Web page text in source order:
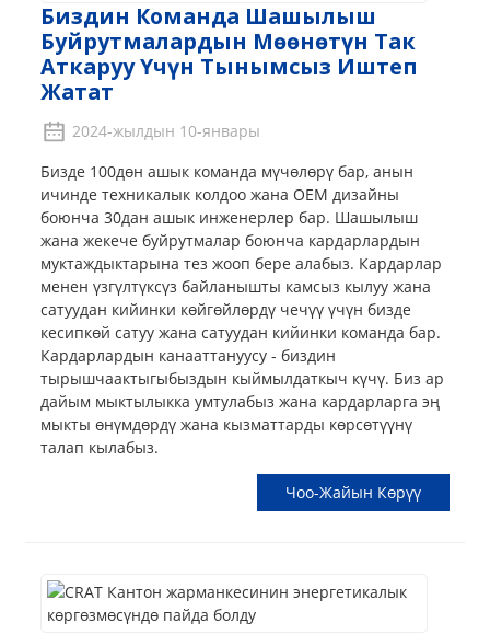
Биздин Команда Шашылыш
Буйрутмалардын Мөөнөтүн Так
Аткаруу Үчүн Тынымсыз Иштеп
Жатат
2024-жылдын 10-январы
Бизде 100дөн ашык команда мүчөлөрү бар, анын
ичинде техникалык колдоо жана OEM дизайны
боюнча 30дан ашык инженерлер бар. Шашылыш
жана жекече буйрутмалар боюнча кардарлардын
муктаждыктарына тез жооп бере алабыз. Кардарлар
менен үзгүлтүксүз байланышты камсыз кылуу жана
сатуудан кийинки көйгөйлөрдү чечүү үчүн бизде
кесипкөй сатуу жана сатуудан кийинки команда бар.
Кардарлардын канааттануусу - биздин
тырышчаактыгыбыздын кыймылдаткыч күчү. Биз ар
дайым мыктылыкка умтулабыз жана кардарларга эң
мыкты өнүмдөрдү жана кызматтарды көрсөтүүнү
талап кылабыз.
Чоо-Жайын Көрүү